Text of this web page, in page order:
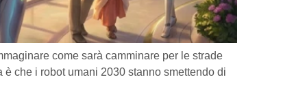
come sarà camminare per le strade
che i robot umani 2030 stanno smettendo di